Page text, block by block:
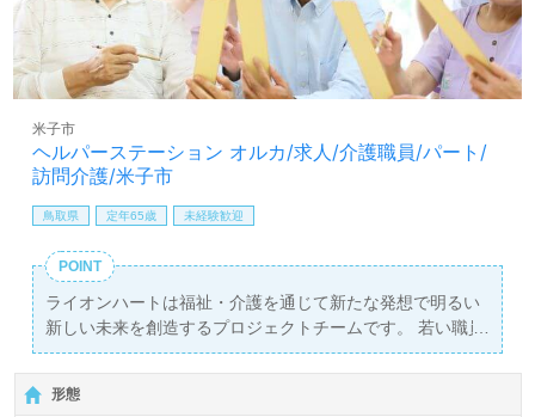
ヘルパーステーション オルカ/求人/介護職員/パート/
訪問介護/米子市
米子市
鳥取県 定年65歳 未経験歓迎
POINT
ライオンハートは福祉・介護を通じて新たな発想で明るい
新しい未来を創造するプロジェクトチームです。 若い職員
世代のスタッフが多く、明るく・活気のある職場です！ 活
気ある職場で一緒に働いてみませんか？
形態